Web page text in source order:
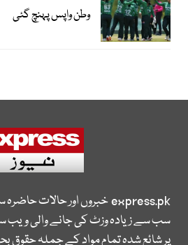
وطن واپس پہنچ گئی
express.pkخبروں اور حالات
سب سے زیادہ وزٹ کی جانے والی
پر شائع شدہ تمام مواد کے جملہ حقوق